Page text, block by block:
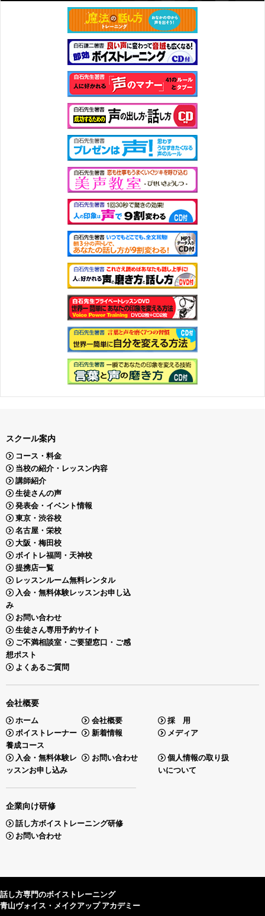
スクール案内
コース・料金
当校の紹介・レッスン内容
講師紹介
生徒さんの声
発表会・イベント情報
東京・渋谷校
名古屋・栄校
大阪・梅田校
ボイトレ福岡・天神校
提携店一覧
レッスンルーム無料レンタル
入会・無料体験レッスンお申し込
み
お問い合わせ
生徒さん専用予約サイト
ご不満相談室・ご要望窓口・ご感
想ポスト
よくあるご質問
会社概要
ホーム 会社概要
採 用
ボイストレーナー
養成コース
新着情報 メディア
入会・無料体験レ
ッスンお申し込み
お問い合わせ
個人情報の取り扱
いについて
企業向け研修
話し方ボイストレーニング研修
お問い合わせ
話し方専門のボイストレーニング
青山ヴォイス・メイクアップ アカデミー